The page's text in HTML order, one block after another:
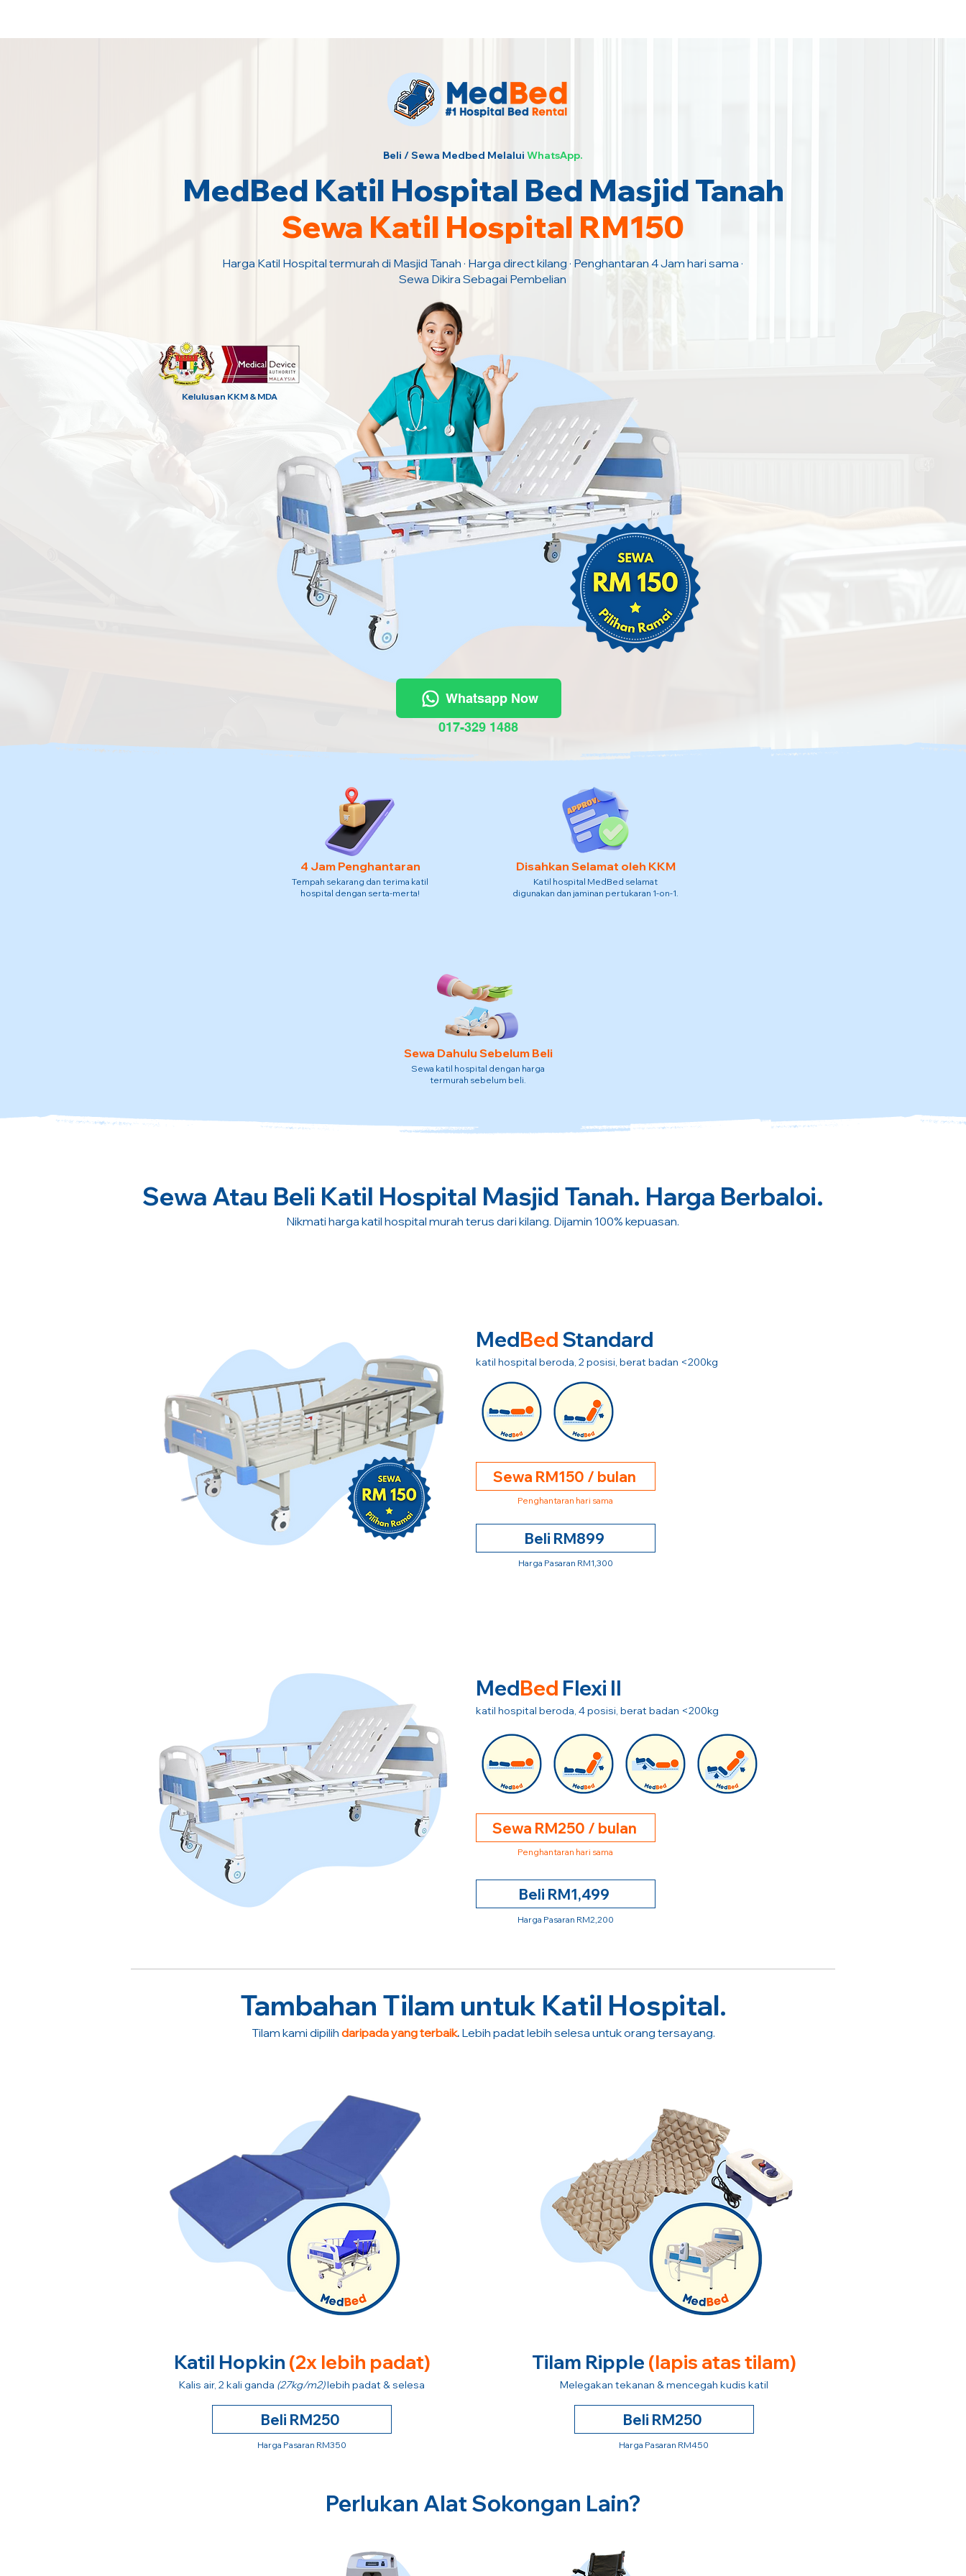
Beli / Sewa Medbed Melalui WhatsApp.
MedBed Katil Hospital Bed Masjid Tanah
Sewa Katil Hospital RM150
Harga Katil Hospital termurah di Masjid Tanah · Harga direct kilang · Penghantaran 4 Jam hari sama ·
Sewa Dikira Sebagai Pembelian
Kelulusan KKM & MDA
Whatsapp Now
017-329 1488
4 Jam Penghantaran
Tempah sekarang dan terima katil
hospital dengan serta-merta!
Disahkan Selamat oleh KKM
Katil hospital MedBed selamat
digunakan dan jaminan pertukaran 1-on-1.
Sewa Dahulu Sebelum Beli
Sewa katil hospital dengan harga
termurah sebelum beli.
Sewa Atau Beli Katil Hospital Masjid Tanah. Harga Berbaloi.
Nikmati harga katil hospital murah terus dari kilang. Dijamin 100% kepuasan.
MedBed Standard
katil hospital beroda, 2 posisi, berat badan <200kg
Sewa RM150 / bulan
Penghantaran hari sama
Beli RM899
Harga Pasaran RM1,300
MedBed Flexi II
katil hospital beroda, 4 posisi, berat badan <200kg
Sewa RM250 / bulan
Penghantaran hari sama
Beli RM1,499
Harga Pasaran RM2,200
Tambahan Tilam untuk Katil Hospital.
Tilam kami dipilih daripada yang terbaik.Lebih padat lebih selesa untuk orang tersayang.
Katil Hopkin (2x lebih padat)
Kalis air, 2 kali ganda (27kg/m2)lebih padat & selesa
Beli RM250
Harga Pasaran RM350
Tilam Ripple (lapis atas tilam)
Melegakan tekanan & mencegah kudis katil
Beli RM250
Harga Pasaran RM450
Perlukan Alat Sokongan Lain?